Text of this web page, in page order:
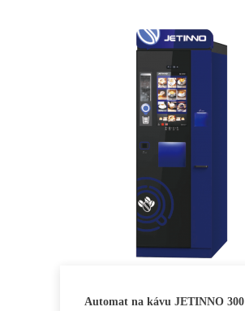
Automat na kávu JETINNO 300